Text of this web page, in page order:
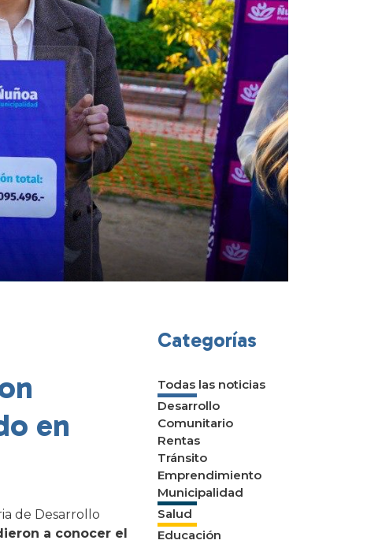
en
de Desarrollo
a conocer el
Categorías
Todas las noticias
Desarrollo
Comunitario
Rentas
Tránsito
Emprendimiento
Municipalidad
Salud
Educación